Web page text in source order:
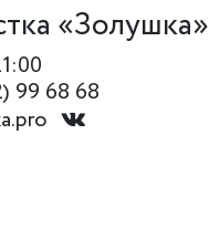
«Золушка»
99 68 68